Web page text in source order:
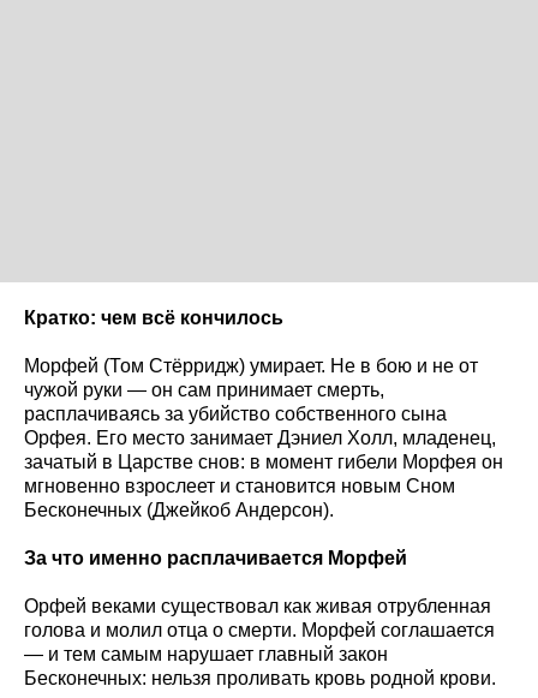
Кратко: чем всё кончилось
Морфей (Том Стёрридж) умирает. Не в бою и не от
чужой руки — он сам принимает смерть,
расплачиваясь за убийство собственного сына
Орфея. Его место занимает Дэниел Холл, младенец,
зачатый в Царстве снов: в момент гибели Морфея он
мгновенно взрослеет и становится новым Сном
Бесконечных (Джейкоб Андерсон).
За что именно расплачивается Морфей
Орфей веками существовал как живая отрубленная
голова и молил отца о смерти. Морфей соглашается
— и тем самым нарушает главный закон
Бесконечных: нельзя проливать кровь родной крови.